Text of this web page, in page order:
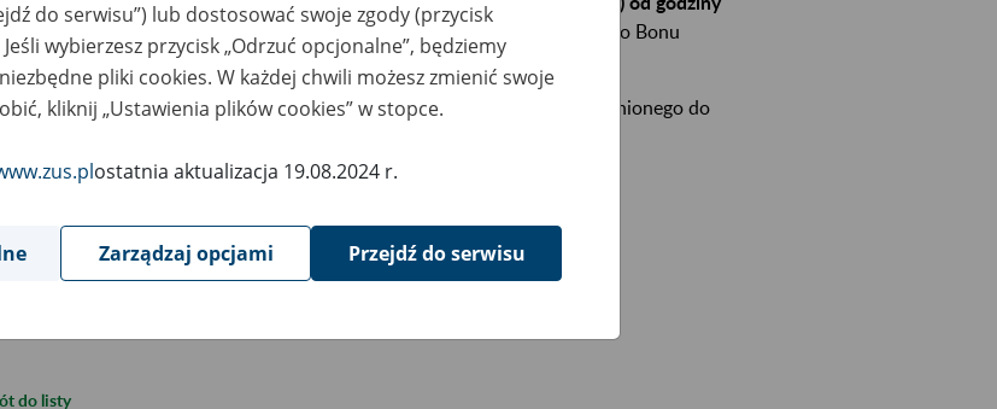
06:00
następnego dnia, wystąpią ograniczenia w dostępie do Polskiego Bonu
Usług Elektronicznych i poszczególnych jego funkcji dla uprawnionego do
do listy
do serwisu”) lub dostosować swoje zgody (przycisk
wybierzesz przycisk „Odrzuć opcjonalne”, będziemy
pliki cookies. W każdej chwili możesz zmienić swoje
kliknij „Ustawienia plików cookies” w stopce.
ostatnia aktualizacja 19.08.2024 r.
Zarządzaj opcjami Przejdź do serwisu